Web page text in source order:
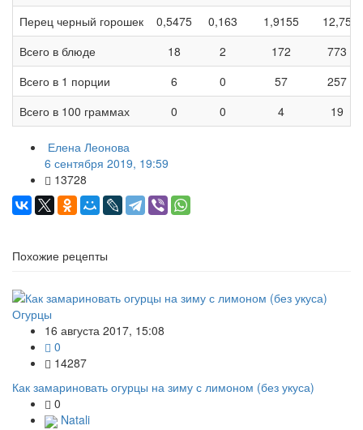
Перец черный горошек
0,5475 0,163 1,9155
12,75
Всего в блюде
18 2 172
773
Всего в 1 порции
6 0 57
257
Всего в 100 граммах
0 0 4 19
Елена Леонова
6 сентября 2019, 19:59
13728
Похожие рецепты
Огурцы
16 августа 2017, 15:08
0
14287
Как замариновать огурцы на зиму с лимоном (без укуса)
0
Natali